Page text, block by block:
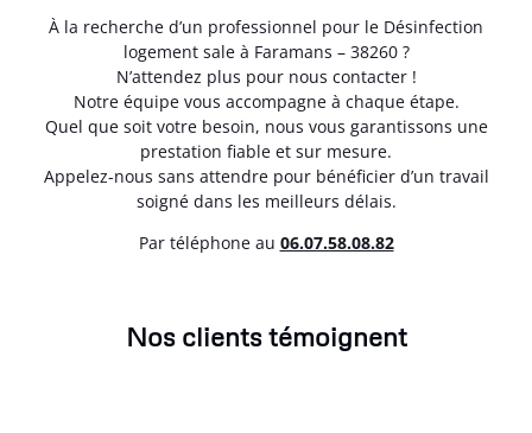
À la recherche d’un professionnel pour le Désinfection
logement sale à Faramans – 38260 ?
N’attendez plus pour nous contacter !
Notre équipe vous accompagne à chaque étape.
Quel que soit votre besoin, nous vous garantissons une
prestation fiable et sur mesure.
Appelez-nous sans attendre pour bénéficier d’un travail
soigné dans les meilleurs délais.
Par téléphone au 06.07.58.08.82
Nos clients témoignent